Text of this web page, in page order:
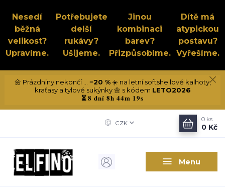
Nesedí
běžná
velikost?
Upravíme.
Potřebujete
delší
rukávy?
Ušijeme.
Jinou
kombinaci
barev?
Přizpůsobíme.
Dítě má
atypickou
postavu?
Vyřešíme.
🌼 Prázdniny nekončí ... −20 %☀️ na letní softshellové kalhoty,
kraťasy a tylové sukýnky 🌼 s kódem LETO2026
⏳8 dní 8h 44m 18s
Menu
CZK
0 ks
0 Kč